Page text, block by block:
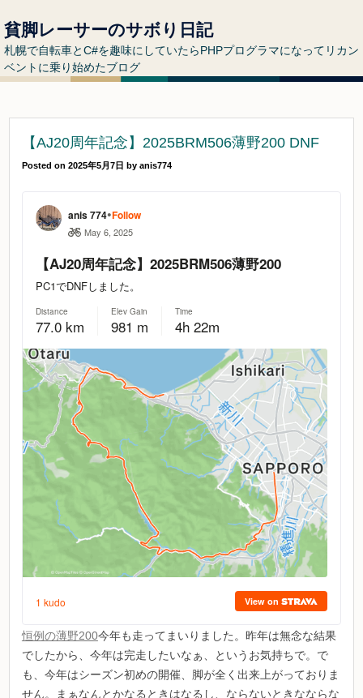
貧脚レーサーのサボり日記
札幌で自転車とC#を趣味にしていたらPHPプログラマになってリカン
ベントに乗り始めたブログ
【AJ20周年記念】2025BRM506薄野200 DNF
Posted on 2025年5月7日 by anis774
恒例の薄野200今年も走ってまいりました。昨年は無念な結果
でしたから、今年は完走したいなぁ、というお気持ちで。で
も、今年はシーズン初めの開催、脚が全く出来上がっておりま
せん。まぁなんとかなるときはなるし、ならないときなならな